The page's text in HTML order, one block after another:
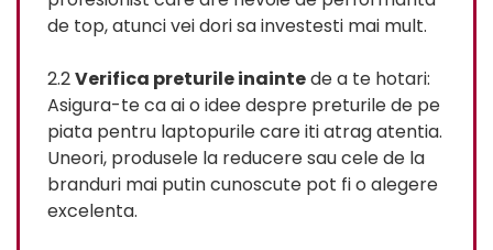
de top, atunci vei dori sa investesti mai mult.
2.2Verifica preturile inaintede a te hotari:
Asigura-te ca ai o idee despre preturile de pe
piata pentru laptopurile care iti atrag atentia.
Uneori, produsele la reducere sau cele de la
branduri mai putin cunoscute pot fi o alegere
excelenta.